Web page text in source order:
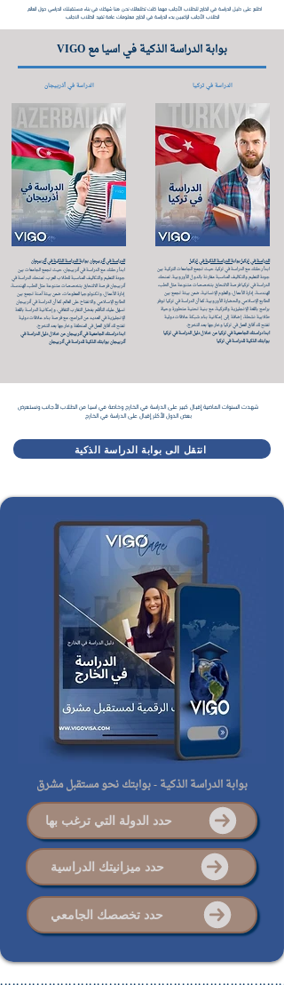
اطلع على دليل الدراسة في الخارج للطلاب الأجانب مهما كانت تطلعاتك نحن هنا شريكك في بناء مستقبلك الدراسي حول العالم
الطلاب الأجانب الراغبين بدء الدراسة في الخارج معلومات عامة تفيد الطلاب الاجانب
بوابة الدراسة الذكية في اسيا مع VIGO
الدراسة في أذربيجان
الدراسة في أذربيجان بوابة الدراسة الذكية في أذربيجان
ابدأ رحلتك مع الدراسة في أذربيجان، حيث تجمع الجامعات بين
جودة التعليم والتكاليف المناسبة للطلاب العرب. تمنحك الدراسة في
أذربيجان فرصة الالتحاق بتخصصات متنوعة مثل الطب، الهندسة،
إدارة الأعمال، وتكنولوجيا المعلومات، ضمن بيئة آمنة تجمع بين
الطابع الإسلامي والانفتاح على العالم. كما أن الدراسة في أذربيجان
تسهّل عليك التأقلم بفضل التقارب الثقافي، وإمكانية الدراسة باللغة
الإنجليزية في العديد من البرامج، مع فرصة بناء علاقات دولية
تفتح لك آفاق العمل في المنطقة وخارجها بعد التخرج.
ابدا دراستك الجامعية في أذربيجان من خلال دليل الدراسة في
أذربيجان بوابتك الذكية للدراسة في أذربيجان
الدراسة في تركيا
الدراسة في تركيا بوابة الدراسة الذكية في تركيا
ابدأ رحلتك مع الدراسة في تركيا، حيث تجمع الجامعات التركية بين
جودة التعليم والتكاليف المناسبة مقارنة بالدول الأوروبية. تمنحك
الدراسة في تركيا فرصة الالتحاق بتخصصات متنوعة مثل الطب،
الهندسة، إدارة الأعمال، والعلوم الإنسانية، ضمن بيئة تجمع بين
الطابع الإسلامي والحضارة الأوروبية. كما أن الدراسة في تركيا توفر
برامج باللغة الإنجليزية والتركية، مع بنية تحتية متطورة وحياة
طلابية نشطة، إضافة إلى إمكانية بناء شبكة علاقات دولية
تفتح لك آفاق العمل في تركيا وخارجها بعد التخرج.
ابدا دراستك الجامعية في تركيا من خلال دليل الدراسة في تركيا
بوابتك الذكية للدراسة في تركيا
شهدت السنوات الماضية إقبال كبير على الدراسة في الخارج وخاصة في اسيا من الطلاب الأجانب ونستعرض
بعض الدول الأكثر إقبال على الدراسة في الخارج
انتقل الى بوابة الدراسة الذكية
بوابة الدراسة الذكية - بوابتك نحو مستقبل مشرق
حدد الدولة التي ترغب بها
حدد ميزانيتك الدراسية